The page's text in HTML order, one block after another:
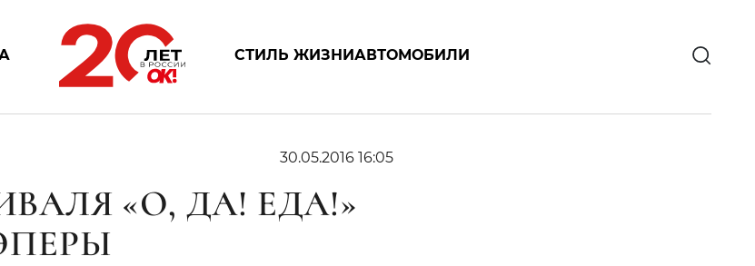
СТИЛЬ ЖИЗНИАВТОМОБИЛИ
30.05.2016 16:05
«О, ДА! ЕДА!»